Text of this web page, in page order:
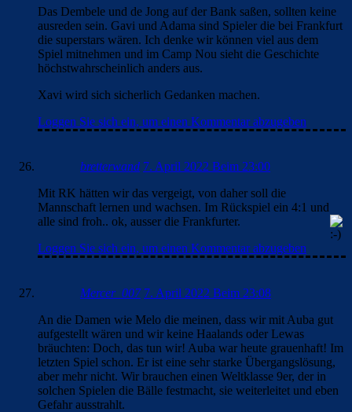
Das Dembele und de Jong auf der Bank saßen, sollten keine
ausreden sein. Gavi und Adama sind Spieler die bei Frankfurt
die superstars wären. Ich denke wir können viel aus dem
Spiel mitnehmen und im Camp Nou sieht die Geschichte
höchstwahrscheinlich anders aus.
Xavi wird sich sicherlich Gedanken machen.
Loggen Sie sich ein, um einen Kommentar abzugeben
bretterwand 7. April 2022 Beim 23:00
Mit RK hätten wir das vergeigt, von daher soll die
Mannschaft lernen und wachsen. Im Rückspiel ein 4:1 und
alle sind froh.. ok, ausser die Frankfurter.
Loggen Sie sich ein, um einen Kommentar abzugeben
Mercer_007 7. April 2022 Beim 23:08
An die Damen wie Melo die meinen, dass wir mit Auba gut
aufgestellt wären und wir keine Haalands oder Lewas
bräuchten: Doch, das tun wir! Auba war heute grauenhaft! Im
letzten Spiel schon. Er ist eine sehr starke Übergangslösung,
aber mehr nicht. Wir brauchen einen Weltklasse 9er, der in
solchen Spielen die Bälle festmacht, sie weiterleitet und eben
Gefahr ausstrahlt.